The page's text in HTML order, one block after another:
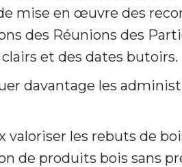
mise en œuvre des
des Réunions des
et des dates butoirs.
davantage les
valoriser les rebuts de
de produits bois sans